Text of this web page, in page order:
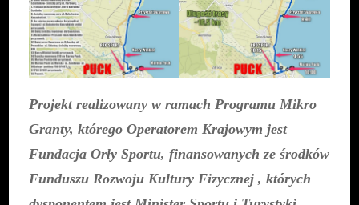
Projekt realizowany w ramach Programu Mikro
Granty, którego Operatorem Krajowym jest
Fundacja Orły Sportu, finansowanych ze środków
Funduszu Rozwoju Kultury Fizycznej , których